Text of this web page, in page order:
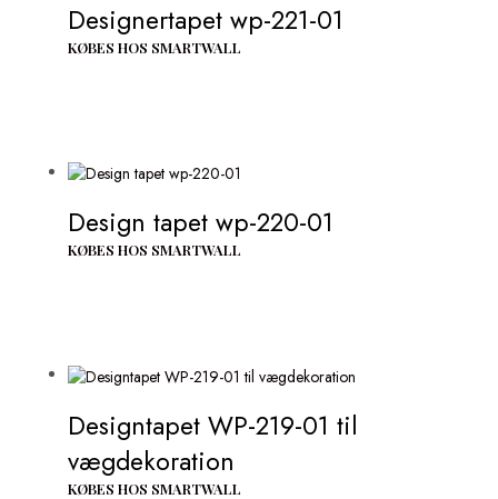
Designertapet wp-221-01
KØBES HOS SMARTWALL
Design tapet wp-220-01
KØBES HOS SMARTWALL
Designtapet WP-219-01 til
vægdekoration
KØBES HOS SMARTWALL